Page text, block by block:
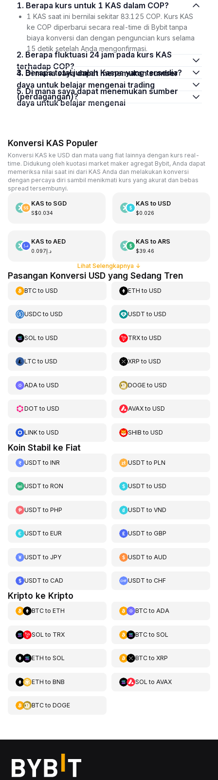
1. Berapa kurs untuk 1 KAS dalam COP?
1 KAS saat ini bernilai sekitar 83.125 COP. Kurs KAS
ke COP diperbarui secara real-time di Bybit tanpa
biaya konversi dan dengan penguncian kurs selama
15 detik setelah Anda mengonfirmasi.
2. Berapa fluktuasi 24 jam pada kurs KAS
terhadap COP?
3. Berapa total jumlah Kaspa yang tersedia?
4. Di mana saya dapat menemukan sumber
daya untuk belajar mengenai trading
(perdagangan)?
5. Di mana saya dapat menemukan sumber
daya untuk belajar mengenai
Konversi KAS Populer
Konversi KAS ke USD dan mata uang fiat lainnya dengan kurs real-
time. Didukung oleh kuotasi market maker agregat Bybit, Anda dapat
memeriksa nilai saat ini dari KAS Anda dan melakukan konversi
dengan percaya diri sambil menikmati kurs yang akurat dan bebas
spread tersembunyi.
KAS to SGD
S$0.034
KAS to USD
$0.026
KAS to AED
د.إ0.097
KAS to ARS
$39.46
Lihat Selengkapnya ↓
Pasangan Konversi USD yang Sedang Tren
BTCto USD ETH toUSD
USDCto USD USDT toUSD
SOL to USD TRXtoUSD
LTCto USD XRP toUSD
ADA to USD DOGEtoUSD
DOT to USD AVAXtoUSD
LINKto USD SHIB toUSD
Koin Stabil ke Fiat
USDT to INR USDT toPLN
USDT to RON USDT toUSD
USDT to PHP USDT toVND
USDT to EUR USDT toGBP
USDT to JPY USDT to AUD
USDT to CAD USDT toCHF
Kripto ke Kripto
BTCto ETH BTCto ADA
SOL to TRX BTCto SOL
ETH to SOL BTCto XRP
ETH to BNB SOL to AVAX
BTCto DOGE